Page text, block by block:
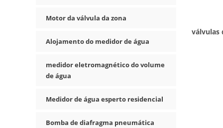
Motor da válvula da zona
Alojamento do medidor de água
medidor eletromagnético do volume
de água
Medidor de água esperto residencial
Bomba de diafragma pneumática
válvulas